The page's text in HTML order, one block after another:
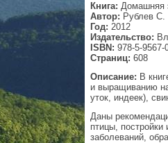
Книга: Домашняя
Автор: Рублев С.
Год: 2012
Издательство:
ISBN: 978-5-9567-
Страниц: 608
Описание: В
и выращиванию
уток, индеек),
Даны
птицы,
заболеваний,